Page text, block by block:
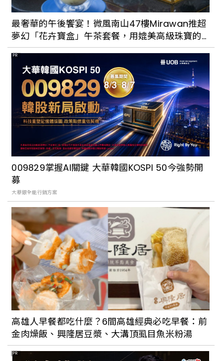
最奢華的午後饗宴！微風南山47樓Mirawan推超
夢幻「花卉寶盒」午茶套餐，用媲美高級珠寶的
精緻甜點撫慰疲憊的心
PR
009829掌握AI關鍵 大華韓國KOSPI 50今強勢開
募
大華銀全能行銷方案
高雄人早餐都吃什麼？6間高雄經典必吃早餐：前
金肉燥飯、興隆居豆漿、大溝頂虱目魚米粉湯
PR